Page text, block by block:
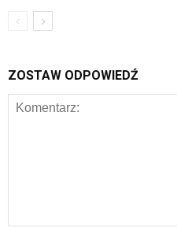
ZOSTAW ODPOWIEDŹ